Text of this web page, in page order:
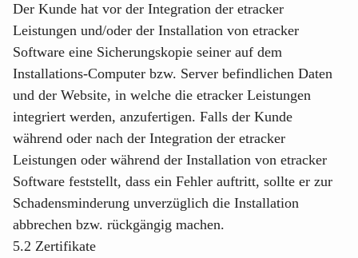
Der Kunde hat vor der Integration der etracker
Leistungen und/oder der Installation von etracker
Software eine Sicherungskopie seiner auf dem
Installations-Computer bzw. Server befindlichen Daten
und der Website, in welche die etracker Leistungen
integriert werden, anzufertigen. Falls der Kunde
während oder nach der Integration der etracker
Leistungen oder während der Installation von etracker
Software feststellt, dass ein Fehler auftritt, sollte er zur
Schadensminderung unverzüglich die Installation
abbrechen bzw. rückgängig machen.
5.2 Zertifikate